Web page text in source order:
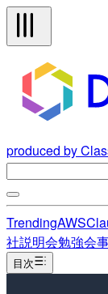
produced by
TrendingAWS
社説明会勉強会
目次